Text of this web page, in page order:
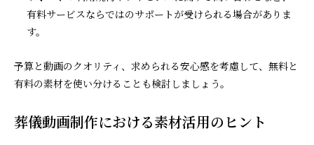
有料サービスならではのサポートが受けられる場合がありま
す。
予算と動画のクオリティ、求められる安心感を考慮して、無料と
有料の素材を使い分けることも検討しましょう。
葬儀動画制作における素材活用のヒント